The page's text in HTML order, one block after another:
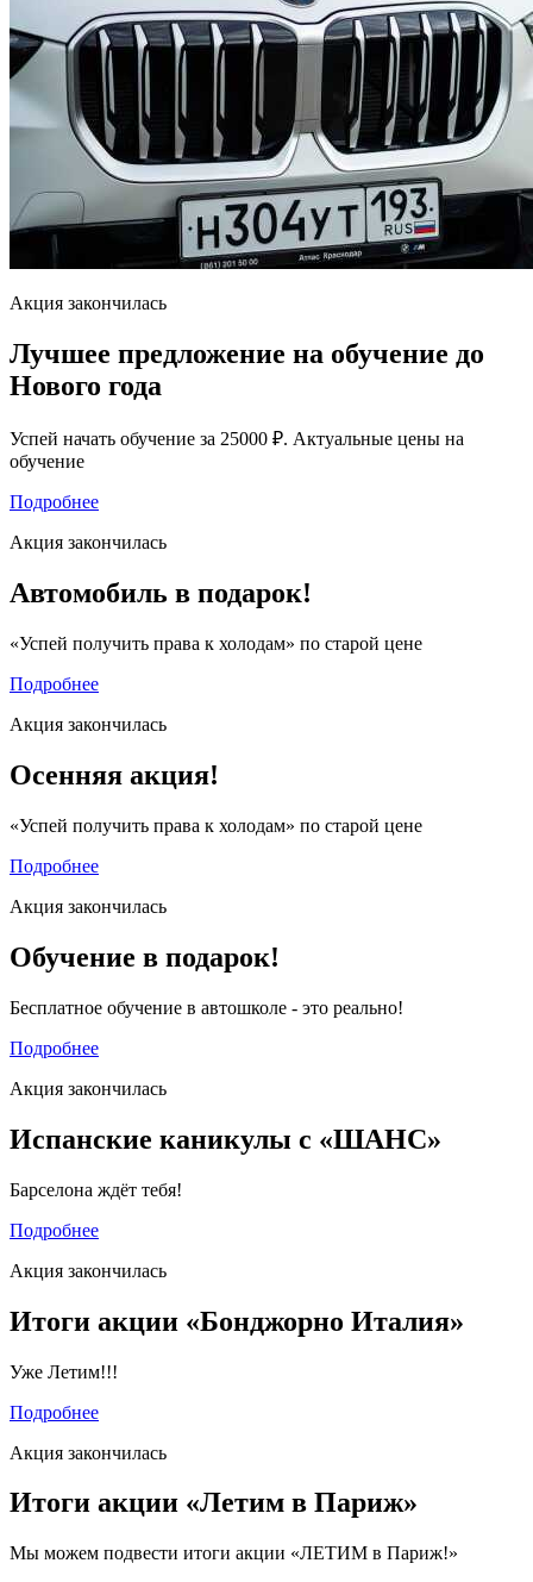
Акция закончилась
Лучшее предложение на обучение до
Нового года
Успей начать обучение за 25000 ₽. Актуальные цены на
обучение
Подробнее
Акция закончилась
Автомобиль в подарок!
«Успей получить права к холодам» по старой цене
Подробнее
Акция закончилась
Осенняя акция!
«Успей получить права к холодам» по старой цене
Подробнее
Акция закончилась
Обучение в подарок!
Бесплатное обучение в автошколе - это реально!
Подробнее
Акция закончилась
Испанские каникулы с «ШАНС»
Барселона ждёт тебя!
Подробнее
Акция закончилась
Итоги акции «Бонджорно Италия»
Уже Летим!!!
Подробнее
Акция закончилась
Итоги акции «Летим в Париж»
Мы можем подвести итоги акции «ЛЕТИМ в Париж!»